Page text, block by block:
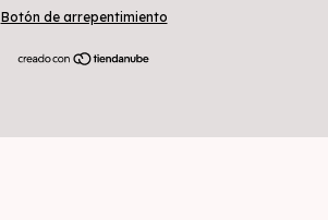
Botón de arrepentimiento